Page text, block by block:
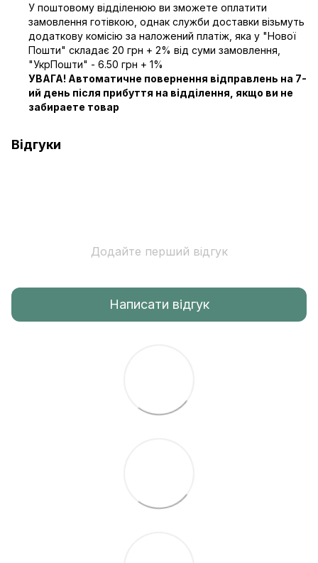
У поштовому відділенюю ви зможете оплатити
замовлення готівкою, однак служби доставки візьмуть
додаткову комісію за наложений платіж, яка у "Нової
Пошти" складає 20 грн + 2% від суми замовлення,
"УкрПошти" - 6.50 грн + 1%
УВАГА! Автоматичне повернення відправлень на 7-
ий день після прибуття на відділення, якщо ви не
забираете товар
Відгуки
Додайте перший відгук
Написати відгук